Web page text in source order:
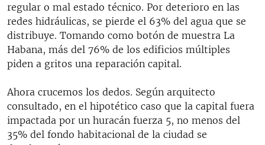
DESINFORMACIÓN RUSA EN AMÉRICA LATINA
LA INVASIÓN DE RUSIA A UCRANIA
regular o mal estado técnico. Por deterioro en las
redes hidráulicas, se pierde el 63% del agua que se
distribuye. Tomando como botón de muestra La
Habana, más del 76% de los edificios múltiples
piden a gritos una reparación capital.
Ahora crucemos los dedos. Según arquitecto
consultado, en el hipotético caso que la capital fuera
impactada por un huracán fuerza 5, no menos del
35% del fondo habitacional de la ciudad se